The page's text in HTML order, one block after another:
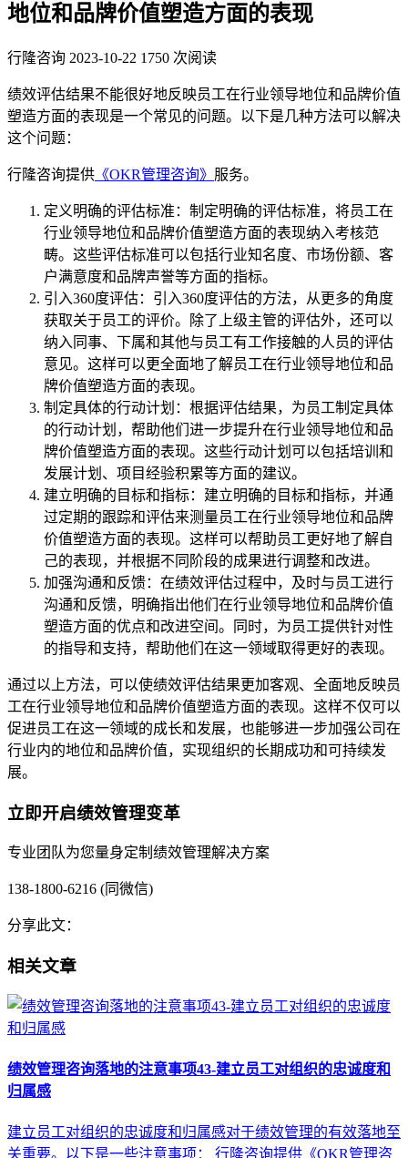
地位和品牌价值塑造方面的表现
行隆咨询 2023-10-22 1750 次阅读
绩效评估结果不能很好地反映员工在行业领导地位和品牌价值
塑造方面的表现是一个常见的问题。以下是几种方法可以解决
这个问题：
行隆咨询提供 《OKR管理咨询》 服务。
定义明确的评估标准：制定明确的评估标准，将员工在
行业领导地位和品牌价值塑造方面的表现纳入考核范
畴。这些评估标准可以包括行业知名度、市场份额、客
户满意度和品牌声誉等方面的指标。
引入360度评估：引入360度评估的方法，从更多的角度
获取关于员工的评价。除了上级主管的评估外，还可以
纳入同事、下属和其他与员工有工作接触的人员的评估
意见。这样可以更全面地了解员工在行业领导地位和品
牌价值塑造方面的表现。
制定具体的行动计划：根据评估结果，为员工制定具体
的行动计划，帮助他们进一步提升在行业领导地位和品
牌价值塑造方面的表现。这些行动计划可以包括培训和
发展计划、项目经验积累等方面的建议。
建立明确的目标和指标：建立明确的目标和指标，并通
过定期的跟踪和评估来测量员工在行业领导地位和品牌
价值塑造方面的表现。这样可以帮助员工更好地了解自
己的表现，并根据不同阶段的成果进行调整和改进。
加强沟通和反馈：在绩效评估过程中，及时与员工进行
沟通和反馈，明确指出他们在行业领导地位和品牌价值
塑造方面的优点和改进空间。同时，为员工提供针对性
的指导和支持，帮助他们在这一领域取得更好的表现。
通过以上方法，可以使绩效评估结果更加客观、全面地反映员
工在行业领导地位和品牌价值塑造方面的表现。这样不仅可以
促进员工在这一领域的成长和发展，也能够进一步加强公司在
行业内的地位和品牌价值，实现组织的长期成功和可持续发
展。
立即开启绩效管理变革
专业团队为您量身定制绩效管理解决方案
138-1800-6216 (同微信)
分享此文：
相关文章
绩效管理咨询落地的注意事项43-建立员工对组织的忠诚度和
归属感
建立员工对组织的忠诚度和归属感对于绩效管理的有效落地至
关重要。以下是一些注意事项： 行隆咨询提供《OKR管理咨